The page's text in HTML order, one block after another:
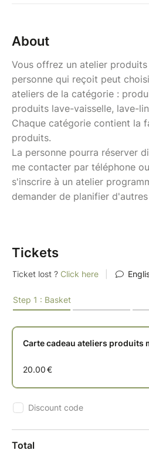
About
Vous offrez un atelier
personne qui reçoit peut
ateliers de la catégorie :
produits lave-vaisselle, lave-
Chaque catégorie contient la
produits.
La personne pourra réserver
me contacter par téléphone
s'inscrire à un atelier
demander de planifier
Tickets